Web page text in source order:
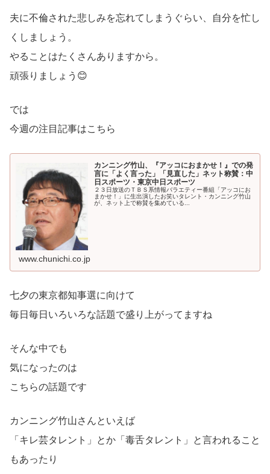
夫に不倫された悲しみを忘れてしまうぐらい、自分を忙し
くしましょう。
やることはたくさんありますから。
頑張りましょう😊
では
今週の注目記事はこちら
カンニング竹山、『アッコにおまかせ！』での発
言に「よく言った」「見直した」ネット称賛：中
日スポーツ・東京中日スポーツ
２３日放送のＴＢＳ系情報バラエティー番組「アッコにお
まかせ！」に生出演したお笑いタレント・カンニング竹山
が、ネット上で称賛を集めている...
www.chunichi.co.jp
七夕の東京都知事選に向けて
毎日毎日いろいろな話題で盛り上がってますね
そんな中でも
気になったのは
こちらの話題です
カンニング竹山さんといえば
「キレ芸タレント」とか「毒舌タレント」と言われること
もあったり